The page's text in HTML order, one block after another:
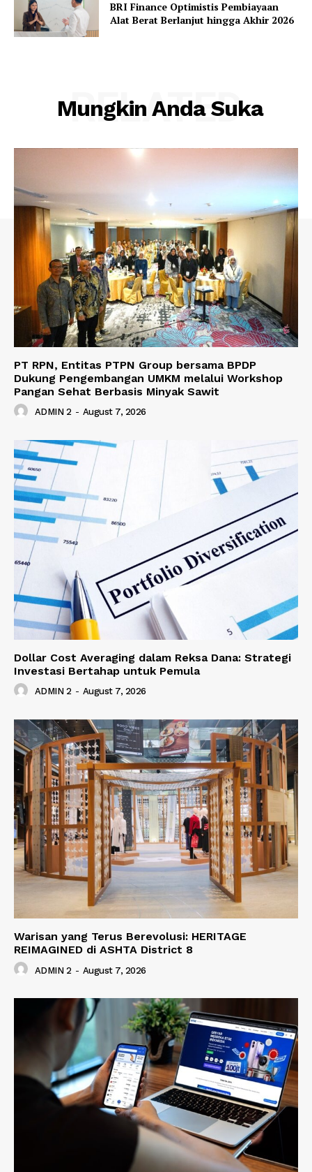
BRI Finance Optimistis Pembiayaan
Alat Berat Berlanjut hingga Akhir 2026
Mungkin Anda Suka
RELATED
PT RPN, Entitas PTPN Group bersama BPDP
Dukung Pengembangan UMKM melalui Workshop
Pangan Sehat Berbasis Minyak Sawit
ADMIN 2 - August 7, 2026
Dollar Cost Averaging dalam Reksa Dana: Strategi
Investasi Bertahap untuk Pemula
ADMIN 2 - August 7, 2026
Warisan yang Terus Berevolusi: HERITAGE
REIMAGINED di ASHTA District 8
ADMIN 2 - August 7, 2026